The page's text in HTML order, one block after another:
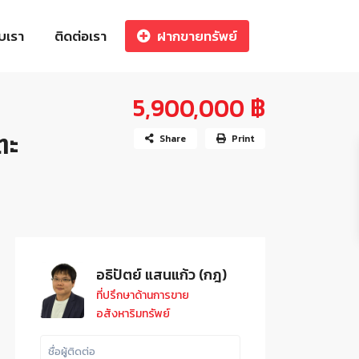
รา ติดต่อเรา ฝากขายทรัพย์
5,900,000 ฿
Share Print
อธิปัตย์ แสนแก้ว (กฎ)
ที่ปรึกษาด้านการขาย
อสังหาริมทรัพย์